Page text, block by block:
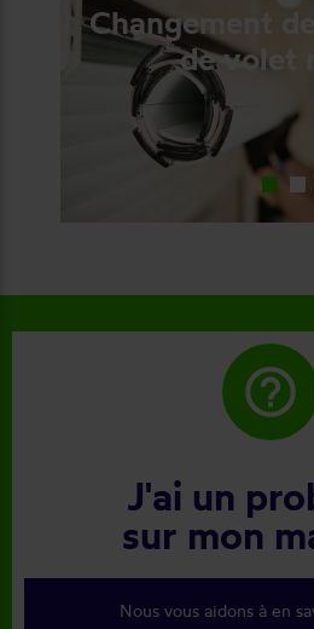
Changement
de volet
help_outline
J'ai un
sur mon
Nous vous aidons à en